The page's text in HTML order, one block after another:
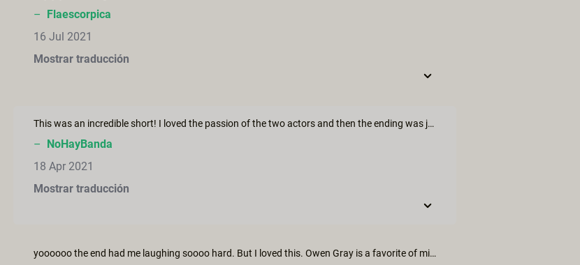
– Flaescorpica
16 Jul 2021
Mostrar traducción
This was an incredible short! I loved the passion of the two actors and then the ending was just amazing.
– NoHayBanda
18 Apr 2021
Mostrar traducción
yoooooo the end had me laughing soooo hard. But I loved this. Owen Gray is a favorite of mine.